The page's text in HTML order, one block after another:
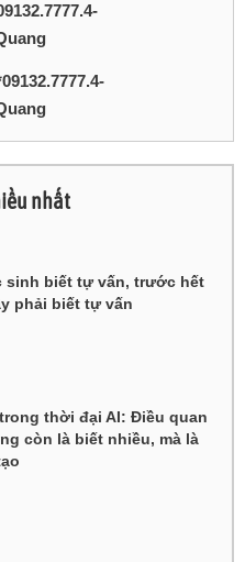
nhất
sinh biết tự vấn, trước hết
phải biết tự vấn
thời đại AI: Điều quan
còn là biết nhiều, mà là